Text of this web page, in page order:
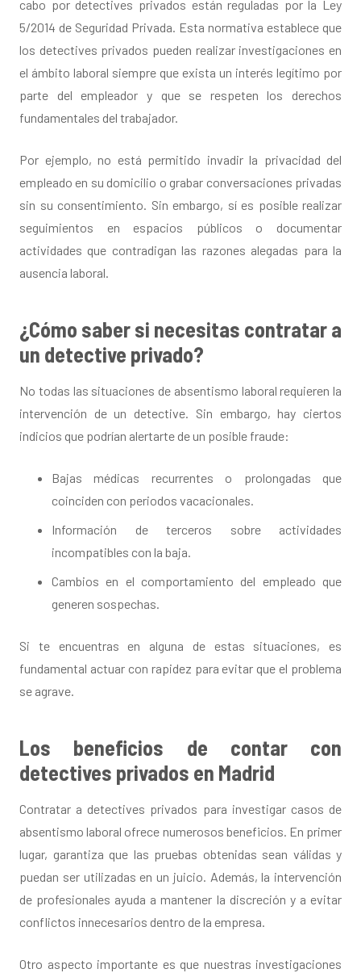
cabo por detectives privados están reguladas por la Ley
5/2014 de Seguridad Privada. Esta normativa establece que
los detectives privados pueden realizar investigaciones en
el ámbito laboral siempre que exista un interés legítimo por
parte del empleador y que se respeten los derechos
fundamentales del trabajador.
Por ejemplo, no está permitido invadir la privacidad del
empleado en su domicilio o grabar conversaciones privadas
sin su consentimiento. Sin embargo, sí es posible realizar
seguimientos en espacios públicos o documentar
actividades que contradigan las razones alegadas para la
ausencia laboral.
¿Cómo saber si necesitas contratar a
un detective privado?
No todas las situaciones de absentismo laboral requieren la
intervención de un detective. Sin embargo, hay ciertos
indicios que podrían alertarte de un posible fraude:
Bajas médicas recurrentes o prolongadas que
coinciden con periodos vacacionales.
Información de terceros sobre actividades
incompatibles con la baja.
Cambios en el comportamiento del empleado que
generen sospechas.
Si te encuentras en alguna de estas situaciones, es
fundamental actuar con rapidez para evitar que el problema
se agrave.
Los beneficios de contar con
detectives privados en Madrid
Contratar a detectives privados para investigar casos de
absentismo laboral ofrece numerosos beneficios. En primer
lugar, garantiza que las pruebas obtenidas sean válidas y
puedan ser utilizadas en un juicio. Además, la intervención
de profesionales ayuda a mantener la discreción y a evitar
conflictos innecesarios dentro de la empresa.
Otro aspecto importante es que nuestras investigaciones